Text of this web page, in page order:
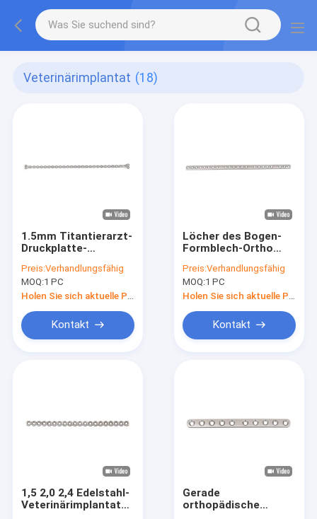
Veterinärimplantat (18)
1.5mm Titantierarzt-
Druckplatte-
Veterinärimplantat
Preis:Verhandlungsfähig
MOQ:1 PC
Kontakt
Löcher des Bogen-
Formblech-Ortho
1.5T 18
Preis:Verhandlungsfähig
MOQ:1 PC
Kontakt
1,5 2,0 2,4 Edelstahl-
Veterinärimplantat
Gerade
orthopädische